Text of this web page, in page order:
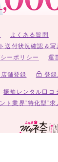
よくある質問
送付状況確認＆写
ーポリシー
運
舗登録 登
振袖レンタル口コ
ト業界”特化型”求